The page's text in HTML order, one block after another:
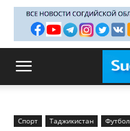
Спорт Таджикистан Футбол